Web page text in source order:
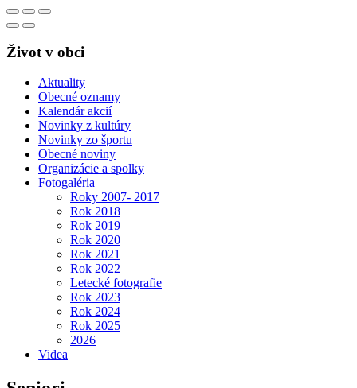
Život v obci
Aktuality
Obecné oznamy
Kalendár akcií
Novinky z kultúry
Novinky zo športu
Obecné noviny
Organizácie a spolky
Fotogaléria
Roky 2007- 2017
Rok 2018
Rok 2019
Rok 2020
Rok 2021
Rok 2022
Letecké fotografie
Rok 2023
Rok 2024
Rok 2025
2026
Videa